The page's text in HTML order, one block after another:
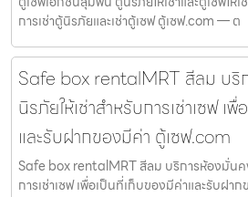
การเช่าตู้นิรภัยและเช่าตู้เซฟ ตู้เซฟ.com — ต
Safe box rentalMRT สีลม บ
นิรภัยให้เช่าสำหรับการเช่าเซฟ เ
และรับฝากของมีค่า ตู้เซฟ.com
Safe box rentalMRT สีลม บริการห้องมั่นค
การเช่าเซฟ เพื่อเป็นที่เก็บของมีค่าและรับฝา